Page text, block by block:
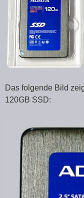
Das folgende Bild
120GB SSD: